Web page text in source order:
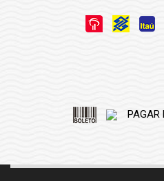
PAGAR